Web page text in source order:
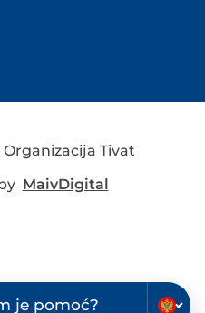
Tivat
MaivDigital
je pomoć?